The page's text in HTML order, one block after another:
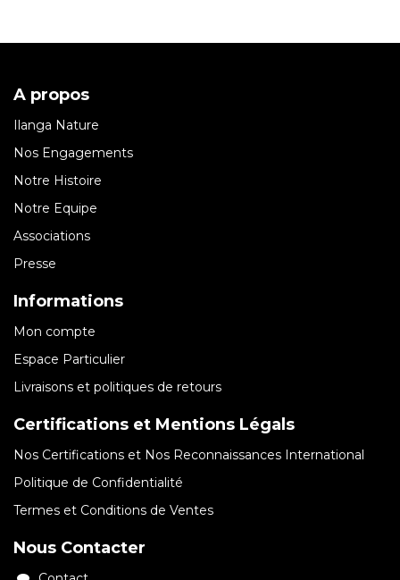
A propos
Ilanga Nature
Nos Engagements
Notre Histoire
Notre Equipe
Associations
Presse
Informations
Mon compte
Espace Particulier
Livraisons et politiques de retours
Certifications et Mentions Légals
Nos Certifications et Nos Reconnaissances International
Politique de Confidentialité
Termes et Conditions de Ventes
Nous Contacter